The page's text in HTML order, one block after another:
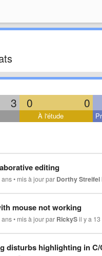
3 0 0
À l'étude
editing
ans• mis à jour par Dorthy Streifel
mouse not working
ans• mis à jour par RickySil y a
disturbs highlighting in C/